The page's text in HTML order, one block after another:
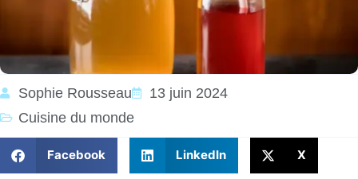
Sophie Rousseau
13 juin 2024
Cuisine du monde
Facebook LinkedIn X